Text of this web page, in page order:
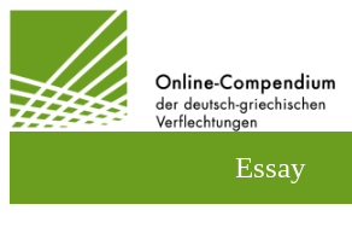
wechseln
Essay